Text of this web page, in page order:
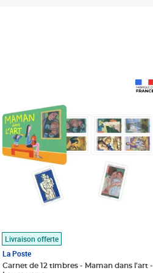
Livraison offerte
La Poste
Carnet de 12 timbres - Maman dans l'art -